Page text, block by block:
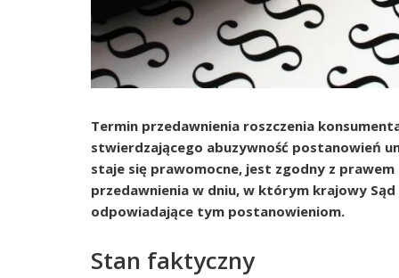
Termin przedawnienia roszczenia
stwierdzającego abuzywność postanowień
staje się prawomocne, jest zgodny z
przedawnienia w dniu, w którym krajowy
odpowiadające tym postanowieniom.
Stan faktyczny